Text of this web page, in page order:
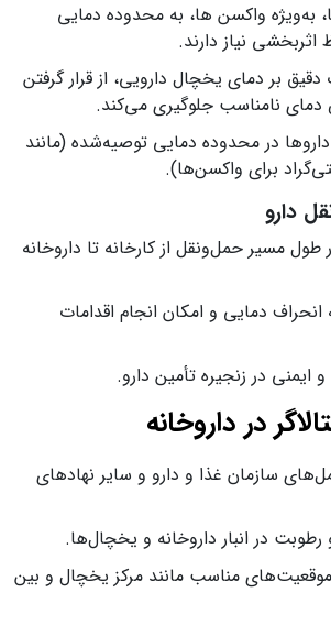
به‌ویژه واکسن‌ ها، به محدوده دمایی
نیاز دارند.
دقیق بر دمای یخچال دارویی، از قرار گرفتن
دمای نامناسب جلوگیری می‌کند.
در محدوده دمایی توصیه‌شده (مانند
دارو
مسیر حمل‌ونقل از کارخانه تا داروخانه
دمایی و امکان انجام اقدامات
ایمنی در زنجیره تأمین دارو.
در داروخانه‌
سازمان غذا و دارو و سایر نهادهای
رطوبت در انبار داروخانه و یخچال‌ها.
مناسب مانند مرکز یخچال و بین